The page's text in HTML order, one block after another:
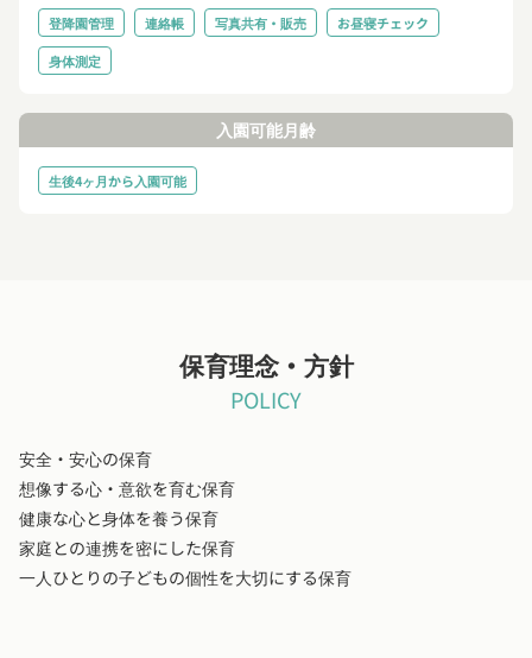
登降園管理 連絡帳 写真共有・販売
お昼寝チェック
身体測定
入園可能月齢
生後4ヶ月から入園可能
保育理念・方針
POLICY
安全・安心の保育
想像する心・意欲を育む保育
健康な心と身体を養う保育
家庭との連携を密にした保育
一人ひとりの子どもの個性を大切にする保育